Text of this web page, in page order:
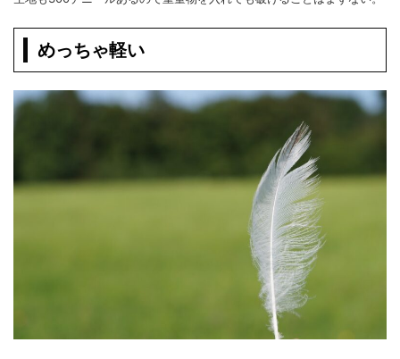
めっちゃ軽い